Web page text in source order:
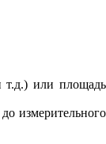
т.д.) или площадь
измерительного